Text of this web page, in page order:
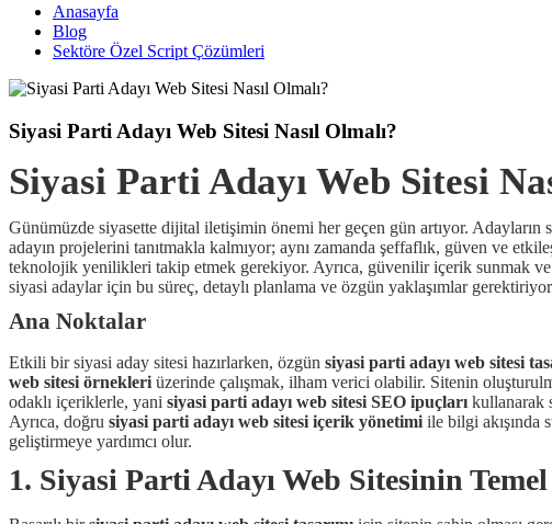
Anasayfa
Blog
Sektöre Özel Script Çözümleri
Siyasi Parti Adayı Web Sitesi Nasıl Olmalı?
Siyasi Parti Adayı Web Sitesi
Günümüzde siyasette dijital iletişimin önemi her geçen gün artıyor. Adayların
adayın projelerini tanıtmakla kalmıyor; aynı zamanda şeffaflık, güven ve
teknolojik yenilikleri takip etmek gerekiyor. Ayrıca, güvenilir içerik sunmak
siyasi adaylar için bu süreç, detaylı planlama ve özgün yaklaşımlar
Ana Noktalar
Etkili bir siyasi aday sitesi hazırlarken, özgün siyasi parti adayı web sitesi
web sitesi örnekleri üzerinde çalışmak, ilham verici olabilir. Sitenin
odaklı içeriklerle, yani siyasi parti adayı web sitesi SEO ipuçları kullanarak
Ayrıca, doğru siyasi parti adayı web sitesi içerik yönetimi ile bilgi akışında
geliştirmeye yardımcı olur.
1. Siyasi Parti Adayı Web Sitesinin